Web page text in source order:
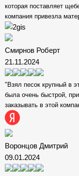
которая поставляет
компания привезла
Смирнов Роберт
21.11.2024
"Взял песок крупный в
была очень быстрой,
заказывать в этой
Воронцов Дмитрий
09.01.2024